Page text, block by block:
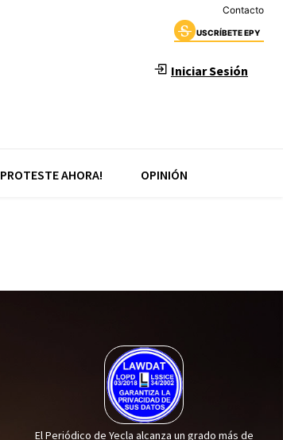
Contacto
USCRÍBETE EPY
Iniciar Sesión
PROTESTE AHORA! OPINIÓN
El Periódico de Yecla alcanza un grado más de